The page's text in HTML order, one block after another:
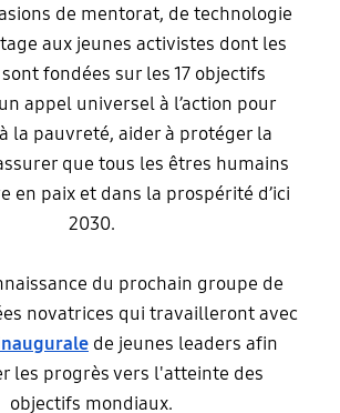
de mentorat, de technologie
aux jeunes activistes dont les
fondées sur les 17 objectifs
appel universel à l’action pour
la pauvreté, aider à protéger la
que tous les êtres humains
en paix et dans la prospérité d’ici
2030.
du prochain groupe de
novatrices qui travailleront avec
de jeunes leaders afin
les progrès vers l'atteinte des
objectifs mondiaux.